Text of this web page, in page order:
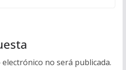
no será publicada.